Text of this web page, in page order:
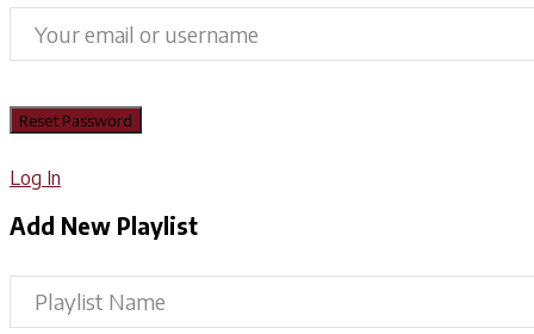
Log In
Add New Playlist